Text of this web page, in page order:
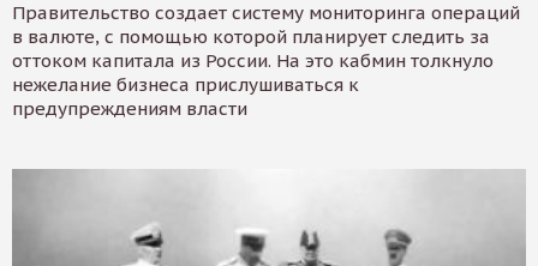
Правительство создает систему мониторинга операций
в валюте, с помощью которой планирует следить за
оттоком капитала из России. На это кабмин толкнуло
нежелание бизнеса прислушиваться к
предупреждениям власти